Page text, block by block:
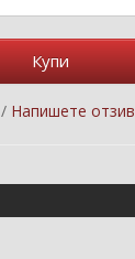
Купи
/ Напишете отзив